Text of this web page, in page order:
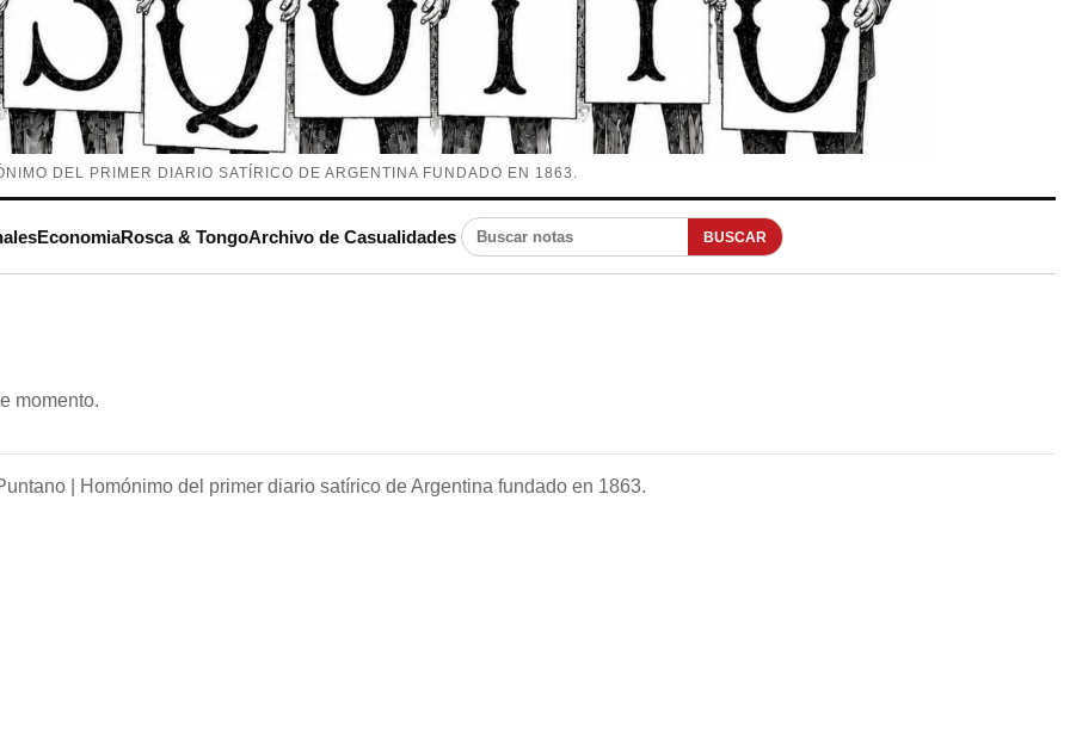
DEL PRIMER DIARIO SATÍRICO DE ARGENTINA FUNDADO EN 1863.
EconomiaRosca & TongoArchivo de Casualidades Buscar notas BUSCAR
momento.
| Homónimo del primer diario satírico de Argentina fundado en 1863.